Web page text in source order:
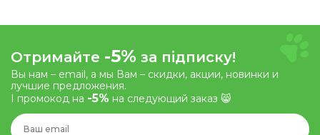
Отримайте -5% за підписку!
Вы нам – email, а мы Вам – скидки, акции, новинки и
лучшие предложения.
І промокод на -5% на следующий заказ 😸